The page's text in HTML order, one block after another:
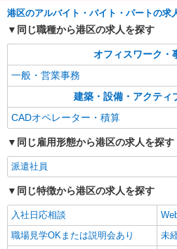
港区のアルバイト・バイト・パートの求
同じ職種から港区の求人を探す
オフィスワーク・
一般・営業事務
建築・設備・アクティ
CADオペレーター・積算
同じ雇用形態から港区の求人を探す
派遣社員
同じ特徴から港区の求人を探す
入社日応相談
職場見学OKまたは説明会あり
未